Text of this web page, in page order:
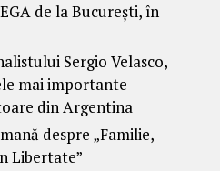
de la București, în
Sergio Velasco,
mai importante
din Argentina
despre „Familie,
Libertate”